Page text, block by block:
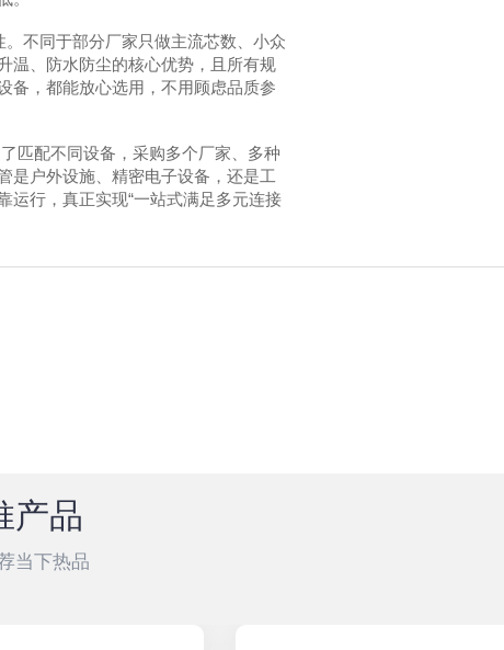
不同于部分厂家只做主流芯数、小众
温、防水防尘的核心优势，且所有规
备，都能放心选用，不用顾虑品质参
匹配不同设备，采购多个厂家、多种
是户外设施、精密电子设备，还是工
运行，真正实现“一站式满足多元连接
产品
当下热品